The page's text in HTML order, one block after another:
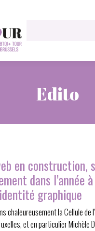
Edito
en construction,
dans l’année
graphique
chaleureusement la Cellule de
et en particulier Michèle